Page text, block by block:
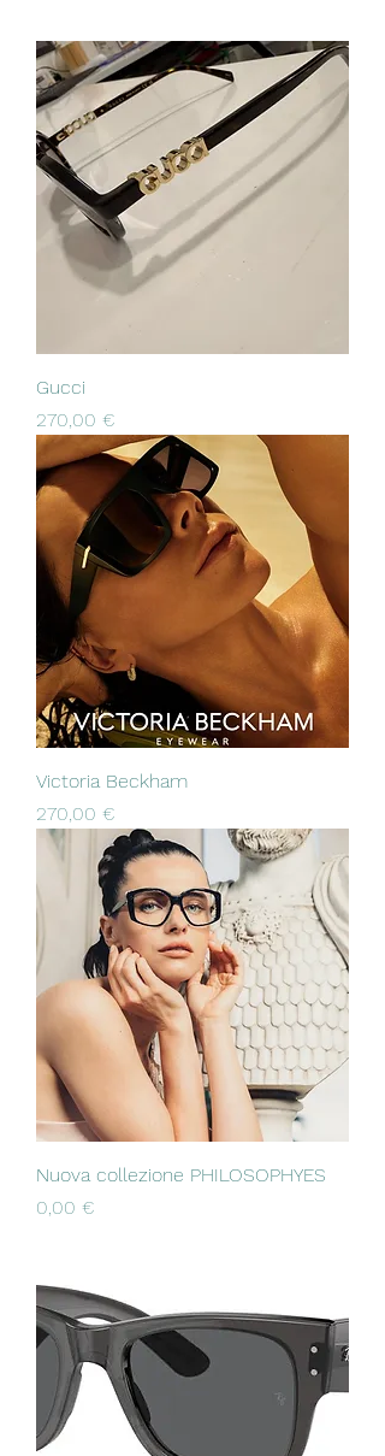
Gucci
Prezzo
270,00 €
Victoria Beckham
Prezzo
270,00 €
Nuova collezione PHILOSOPHYES
Prezzo
0,00 €